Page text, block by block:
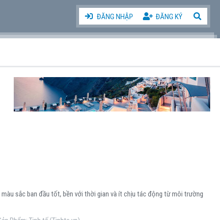
ĐĂNG NHẬP ĐĂNG KÝ
sắc ban đầu tốt, bền với thời gian và ít chịu tác động từ môi trường